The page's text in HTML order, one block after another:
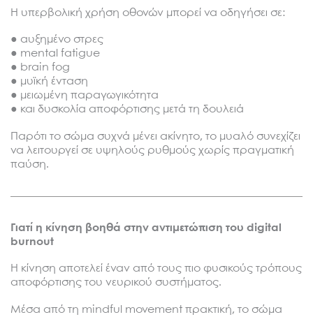
Η υπερβολική χρήση οθονών μπορεί να οδηγήσει σε:
● αυξημένο στρες
● mental fatigue
● brain fog
● μυϊκή ένταση
● μειωμένη παραγωγικότητα
● και δυσκολία αποφόρτισης μετά τη δουλειά
Παρότι το σώμα συχνά μένει ακίνητο, το μυαλό συνεχίζει
να λειτουργεί σε υψηλούς ρυθμούς χωρίς πραγματική
παύση.
Γιατί η κίνηση βοηθά στην αντιμετώπιση του digital
burnout
Η κίνηση αποτελεί έναν από τους πιο φυσικούς τρόπους
αποφόρτισης του νευρικού συστήματος.
Μέσα από τη mindful movement πρακτική, το σώμα